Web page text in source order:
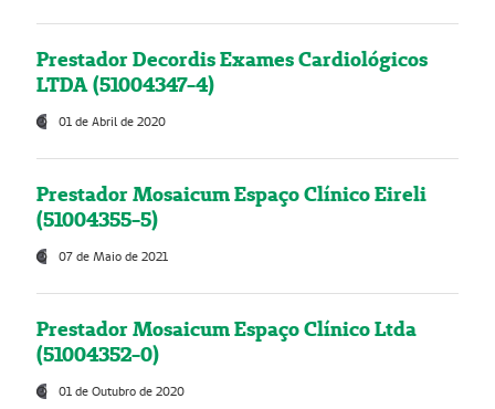
Prestador Decordis Exames Cardiológicos
LTDA (51004347-4)
01 de Abril de 2020
Prestador Mosaicum Espaço Clínico Eireli
(51004355-5)
07 de Maio de 2021
Prestador Mosaicum Espaço Clínico Ltda
(51004352-0)
01 de Outubro de 2020